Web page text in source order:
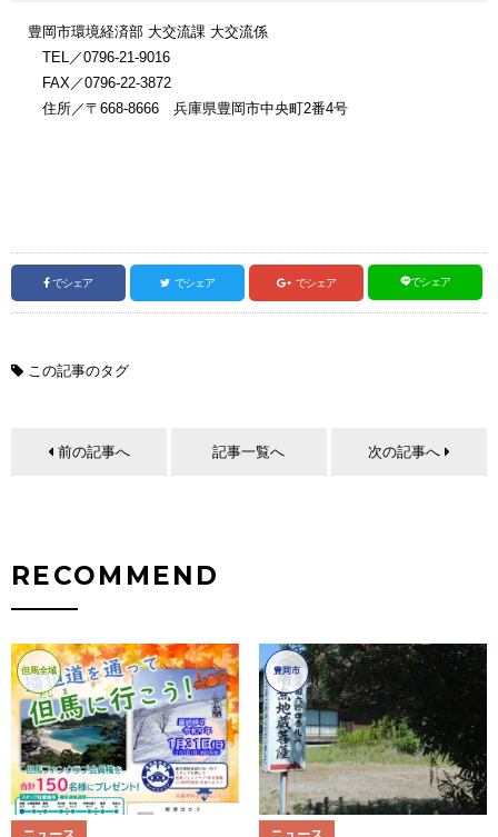
豊岡市環境経済部 大交流課 大交流係
TEL／0796-21-9016
FAX／0796-22-3872
住所／〒668-8666 兵庫県豊岡市中央町2番4号
でシェア でシェア でシェア でシェア
この記事のタグ
前の記事へ 記事一覧へ 次の記事へ
RECOMMEND
但馬全域 豊岡市